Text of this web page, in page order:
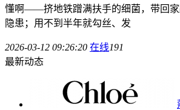
懂啊——挤地铁蹭满扶手的细菌，带回家
隐患；用不到半年就勾丝、发
2026-03-12 09:26:20 在线191
最新动态